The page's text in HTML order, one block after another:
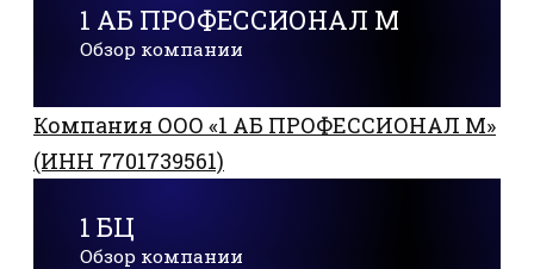
1 АБ ПРОФЕССИОНАЛ М
Обзор компании
Компания ООО «1 АБ ПРОФЕССИОНАЛ М»
(ИНН 7701739561)
1 БЦ
Обзор компании